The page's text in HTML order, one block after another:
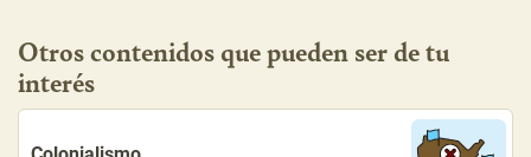
Otros contenidos que pueden ser de tu
interés